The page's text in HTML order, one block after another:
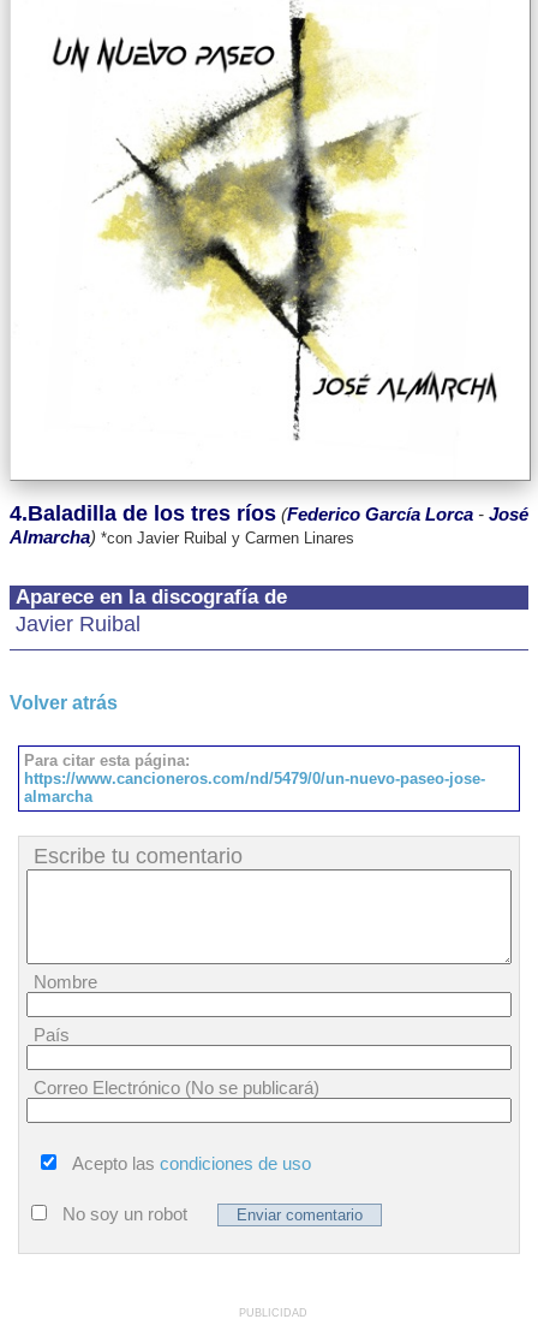
Aparece en la discografía de
Javier Ruibal
4.Baladilla de los tres ríos (Federico García Lorca - José
Almarcha) *con Javier Ruibal y Carmen Linares
Volver atrás
Para citar esta página:
https://www.cancioneros.com/nd/5479/0/un-nuevo-paseo-jose-
almarcha
Escribe tu comentario
Nombre
País
Correo Electrónico (No se publicará)
Acepto las condiciones de uso
No soy un robot
PUBLICIDAD